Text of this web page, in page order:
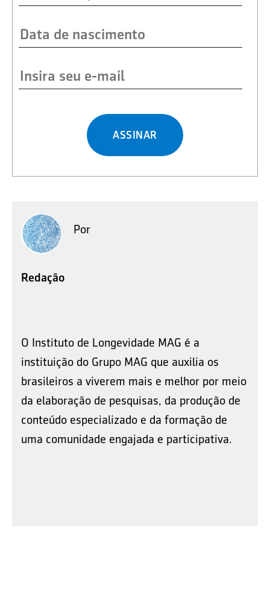
ASSINAR
Por
Redação
O Instituto de Longevidade MAG é a
instituição do Grupo MAG que auxilia os
brasileiros a viverem mais e melhor por meio
da elaboração de pesquisas, da produção de
conteúdo especializado e da formação de
uma comunidade engajada e participativa.